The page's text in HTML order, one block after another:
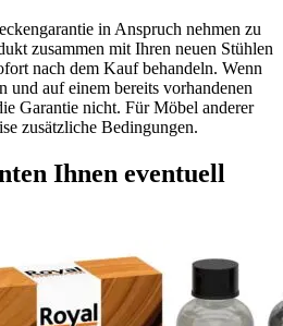
in Anspruch nehmen zu
zusammen mit Ihren neuen Stühlen
nach dem Kauf behandeln. Wenn
und auf einem bereits vorhandenen
Garantie nicht. Für Möbel anderer
zusätzliche Bedingungen.
Ihnen eventuell